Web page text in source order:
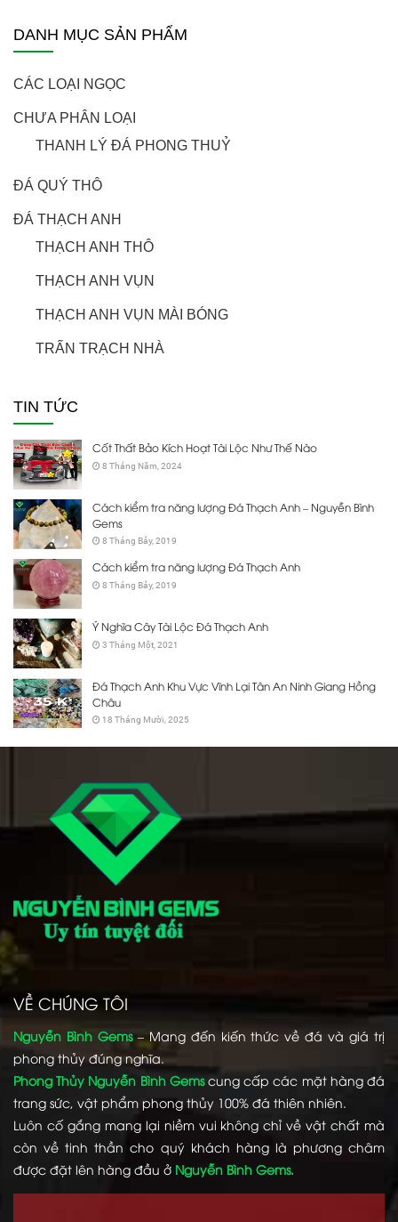
DANH MỤC SẢN PHẨM
CÁC LOẠI NGỌC
CHƯA PHÂN LOẠI
THANH LÝ ĐÁ PHONG THUỶ
ĐÁ QUÝ THÔ
ĐÁ THẠCH ANH
THẠCH ANH THÔ
THẠCH ANH VỤN
THẠCH ANH VỤN MÀI BÓNG
TRẤN TRẠCH NHÀ
TIN TỨC
Cốt Thất Bảo Kích Hoạt Tài Lộc Như Thế Nào
8 Tháng Năm, 2024
Cách kiểm tra năng lượng Đá Thạch Anh – Nguyễn Bình
Gems
8 Tháng Bảy, 2019
Cách kiểm tra năng lượng Đá Thạch Anh
8 Tháng Bảy, 2019
Ý Nghĩa Cây Tài Lộc Đá Thạch Anh
3 Tháng Một, 2021
Đá Thạch Anh Khu Vực Vĩnh Lại Tân An Ninh Giang Hồng
Châu
18 Tháng Mười, 2025
VỀ CHÚNG TÔI
Nguyễn Bình Gems– Mang đến kiến thức về đá và giá trị
phong thủy đúng nghĩa.
Phong Thủy Nguyễn Bình Gemscung cấp các mặt hàng đá
trang sức, vật phẩm phong thủy 100% đá thiên nhiên.
Luôn cố gắng mang lại niềm vui không chỉ về vật chất mà
còn về tinh thần cho quý khách hàng là phương châm
được đặt lên hàng đầu ở Nguyễn Bình Gems.